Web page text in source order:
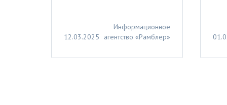
12.03.2025
Информационное
агентство «Рамблер»